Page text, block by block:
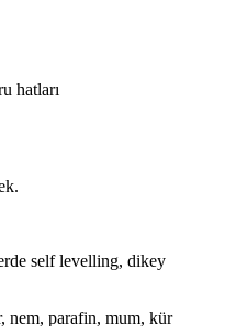
hatları
self levelling, dikey
nem, parafin, mum, kür